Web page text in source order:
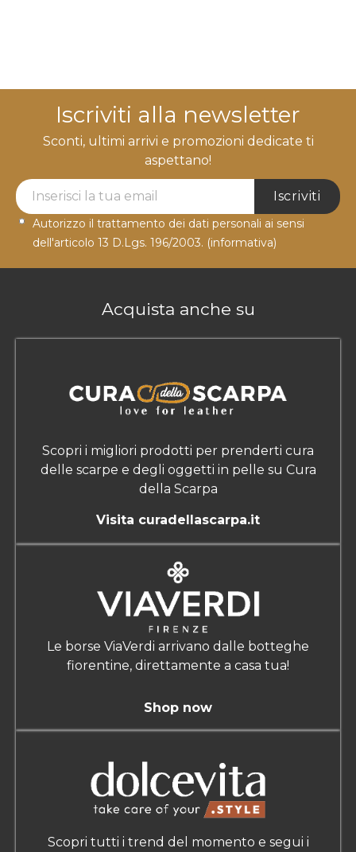
Iscriviti alla newsletter
Sconti, ultimi arrivi e promozioni dedicate ti
aspettano!
Newsletter Label
Iscriviti
Autorizzo il trattamento dei dati personali ai sensi
dell'articolo 13 D.Lgs. 196/2003. (informativa)
Acquista anche su
Scopri i migliori prodotti per prenderti cura
delle scarpe e degli oggetti in pelle su Cura
della Scarpa
Visita curadellascarpa.it
Le borse ViaVerdi arrivano dalle botteghe
fiorentine, direttamente a casa tua!
Shop now
Scopri tutti i trend del momento e segui i